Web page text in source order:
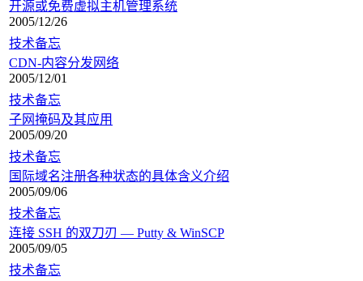
开源或免费虚拟主机管理系统
2005/12/26
技术备忘
CDN-内容分发网络
2005/12/01
技术备忘
子网掩码及其应用
2005/09/20
技术备忘
国际域名注册各种状态的具体含义介绍
2005/09/06
技术备忘
连接 SSH 的双刀刃 — Putty & WinSCP
2005/09/05
技术备忘